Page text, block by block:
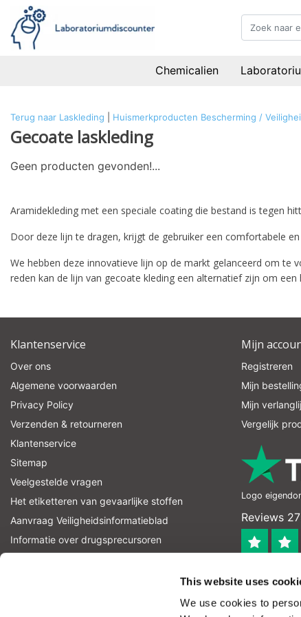
This website uses
We use cookies to
Chemicalien
Terug naar Laskleding Huismerkproducten Bescherming /
Gecoate laskleding
Geen producten gevonden!...
Aramidekleding met een speciale coating die bestand is tegen
Door deze lijn te dragen, krijgt de gebruiker een comfortabele
We hebben deze innovatieve lijn op de markt gelanceerd om te
reden kan de lijn van gecoate kleding een alternatief zijn om
Klantenservice
Over ons
Algemene voorwaarden
Privacy Policy
Verzenden & retourneren
Klantenservice
Sitemap
Veelgestelde vragen
Het etiketteren van gevaarlijke stoffen
Aanvraag Veiligheidsinformatieblad
Informatie over drugsprecursoren
Mijn
Registreren
Mijn
Mijn
Vergelijk
Logo
Reviews
Let op! Op onze productomschrijvingen kunnen